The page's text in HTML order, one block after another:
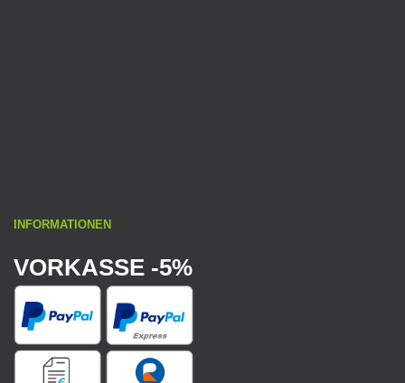
INFORMATIONEN
VORKASSE -5%